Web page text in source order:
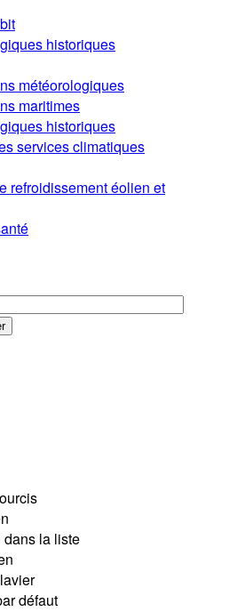
historiques
météorologiques
maritimes
historiques
services climatiques
refroidissement éolien et
la liste
défaut